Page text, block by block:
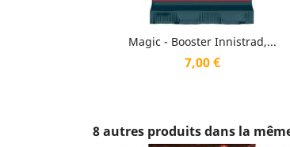
Magic - Booster Innistrad,...
Prix
7,00 €
 Aperçu rapide
8 autres produits dans la